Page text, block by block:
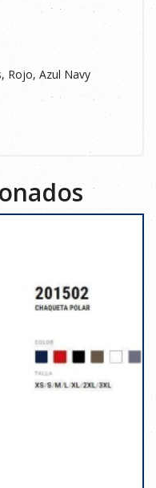
Rojo, Azul Navy